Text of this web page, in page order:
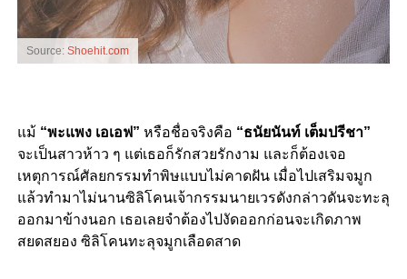
Source: Shoehit.com
แม้ “พะแพง เอเอฟ” หรือชื่อจริงคือ “ธนัยนันท์ เต็มปรีชา”
จะเป็นสาวห้าว ๆ แต่เธอก็รักสวยรักงาม และก็ต้องเจอ
เหตุการณ์ศัลยกรรมทำพิษแบบไม่คาดฝัน เมื่อไปเสริมจมูก
แล้วทำมาไม่นานซิลิโคนเจ้ากรรมนายเวรดังกล่าวดันจะทะลุ
ออกมาข้างนอก เธอเลยจำต้องไปงัดออกก่อนจะเกิดภาพ
สยดสยอง ซิลิโคนทะลุจมูกเลือดสาด